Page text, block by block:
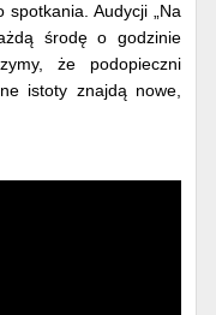
Audycji „Na
środę o godzinie
że podopieczni
istoty znajdą nowe,